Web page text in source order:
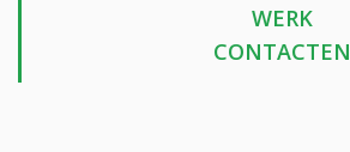
WERK
CONTACTEN